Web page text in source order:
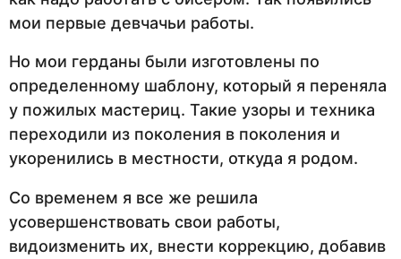
мои первые девчачьи работы.
Но мои герданы были изготовлены по
определенному шаблону, который я переняла
у пожилых мастериц. Такие узоры и техника
переходили из поколения в поколения и
укоренились в местности, откуда я родом.
Со временем я все же решила
усовершенствовать свои работы,
видоизменить их, внести коррекцию, добавив